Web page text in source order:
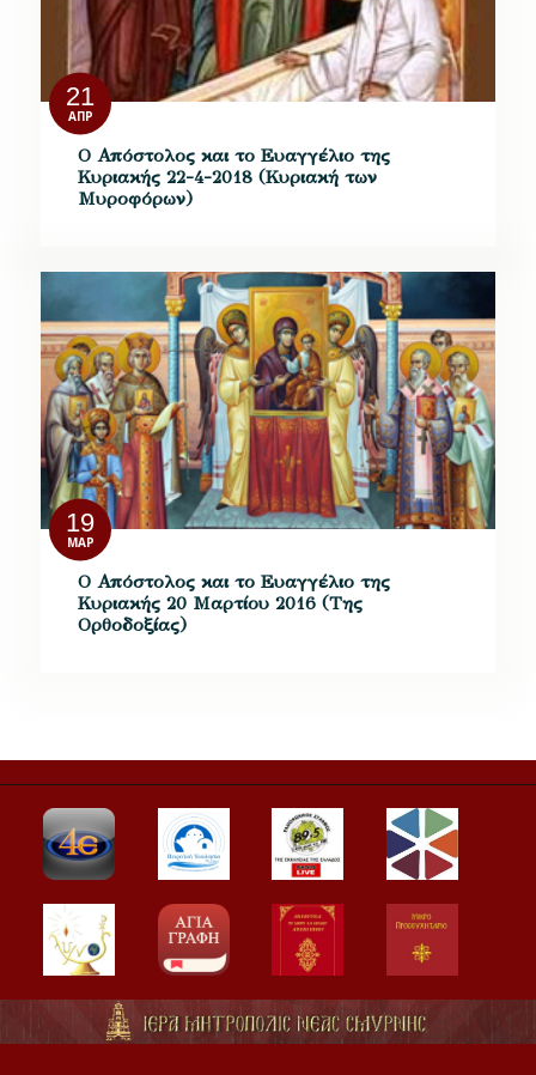
21
ΑΠΡ
Ο Απόστολος και το Ευαγγέλιο της
Κυριακής 22-4-2018 (Κυριακή των
Μυροφόρων)
19
ΜΑΡ
Ο Απόστολος και το Ευαγγέλιο της
Κυριακής 20 Μαρτίου 2016 (Της
Ορθοδοξίας)